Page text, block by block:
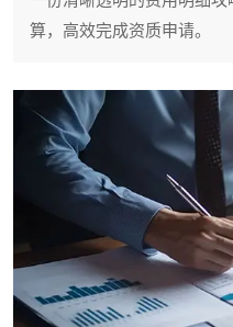
算，高效完成资质申请。